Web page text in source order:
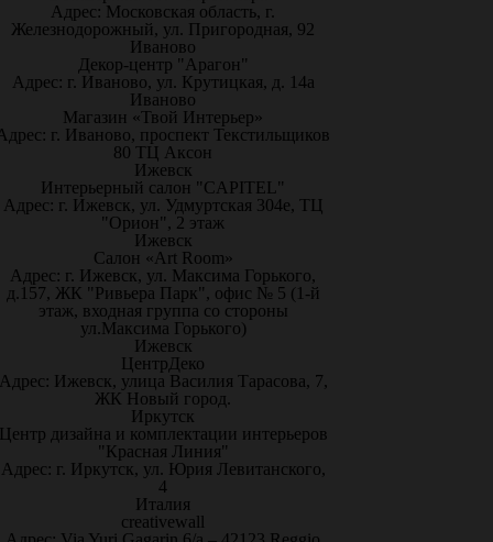
Адрес: Московская область, г.
Железнодорожный, ул. Пригородная, 92
Иваново
Декор-центр "Арагон"
Адрес: г. Иваново, ул. Крутицкая, д. 14а
Иваново
Магазин «Твой Интерьер»
г. Иваново, проспект Текстильщиков
80 ТЦ Аксон
Ижевск
Интерьерный салон "CAPITEL"
Адрес: г. Ижевск, ул. Удмуртская 304е, ТЦ
"Орион", 2 этаж
Ижевск
Салон «Art Room»
Адрес: г. Ижевск, ул. Максима Горького,
д.157, ЖК "Ривьера Парк", офис № 5 (1-й
этаж, входная группа со стороны
ул.Максима Горького)
Ижевск
ЦентрДеко
Ижевск, улица Василия Тарасова, 7,
ЖК Новый город.
Иркутск
дизайна и комплектации интерьеров
"Красная Линия"
Адрес: г. Иркутск, ул. Юрия Левитанского,
4
Италия
creativewall